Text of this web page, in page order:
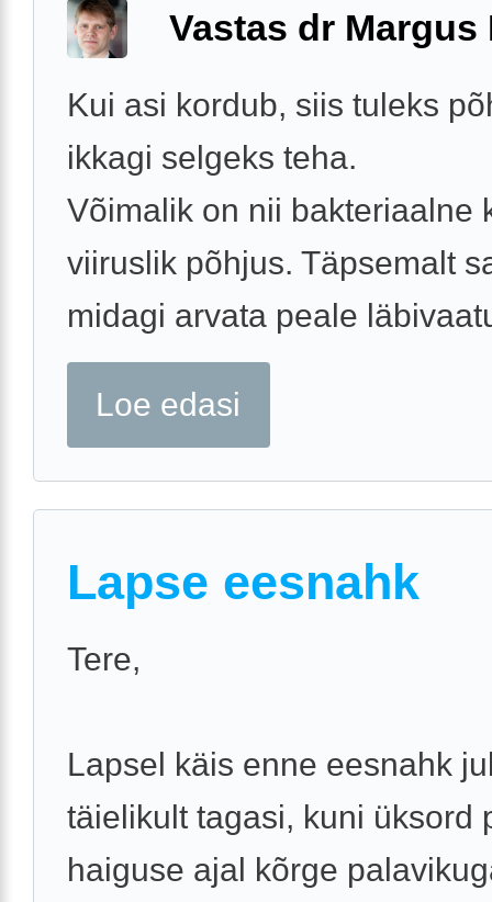
Vastas dr Margus
Kui asi kordub, siis tuleks
ikkagi selgeks teha.
Võimalik on nii bakteriaalne
viiruslik põhjus. Täpsemalt
midagi arvata peale
Loe edasi
Lapse eesnahk
Tere,
Lapsel käis enne eesnahk
täielikult tagasi, kuni üksord
haiguse ajal kõrge